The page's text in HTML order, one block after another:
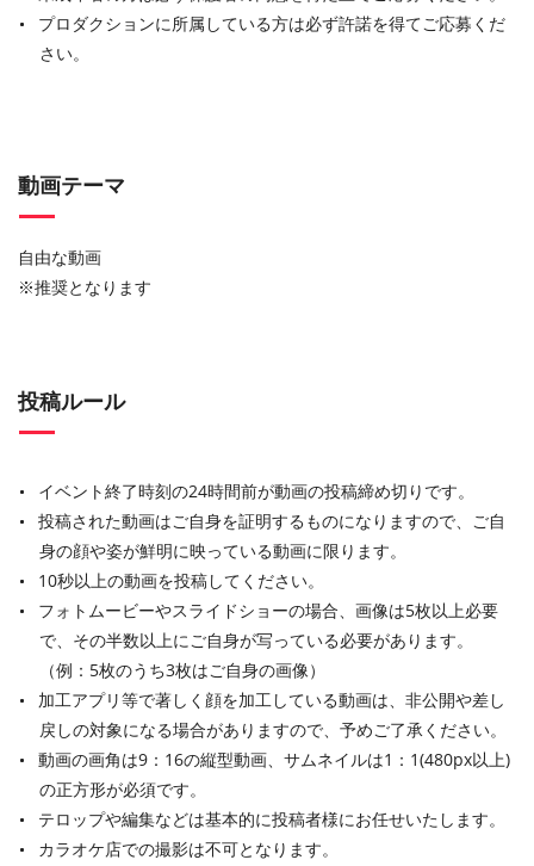
プロダクションに所属している方は必ず許諾を得てご応募くだ
さい。
動画テーマ
自由な動画
※推奨となります
投稿ルール
イベント終了時刻の24時間前が動画の投稿締め切りです。
投稿された動画はご自身を証明するものになりますので、ご自
身の顔や姿が鮮明に映っている動画に限ります。
10秒以上の動画を投稿してください。
フォトムービーやスライドショーの場合、画像は5枚以上必要
で、その半数以上にご自身が写っている必要があります。
（例：5枚のうち3枚はご自身の画像）
加工アプリ等で著しく顔を加工している動画は、非公開や差し
戻しの対象になる場合がありますので、予めご了承ください。
動画の画角は9：16の縦型動画、サムネイルは1：1(480px以上)
の正方形が必須です。
テロップや編集などは基本的に投稿者様にお任せいたします。
カラオケ店での撮影は不可となります。